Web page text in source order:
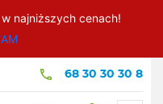
najniższych cenach!
68 30 30 30 8